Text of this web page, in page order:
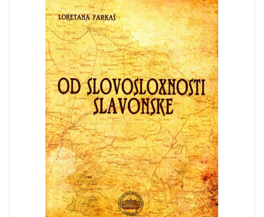
PRIBOR
UDŽBENIKE!
KONTAKT
POSEBNA
PONUDA